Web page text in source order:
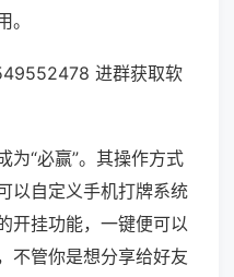
进群获取软
为“必赢”。其操作方式
以自定义手机打牌系统
开挂功能，一键便可以
不管你是想分享给好友